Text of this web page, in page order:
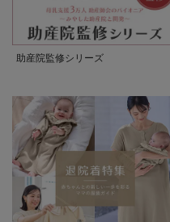
助産院監修シリーズ